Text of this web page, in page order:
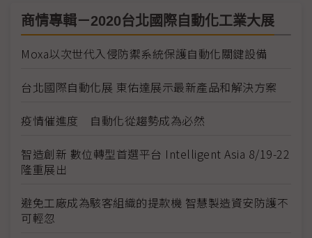
商情專輯－2020台北國際自動化工業大展
Moxa以次世代入侵防禦系統保護自動化關鍵設備
台北國際自動化展 東佑達展示最新產品和解決方案
疫情催進度 自動化從趨勢成為必然
智造創新 數位轉型首選平台 Intelligent Asia 8/19-22
隆重展出
避免工廠成為駭客組織的提款機 智慧製造資安防護不
可輕忽